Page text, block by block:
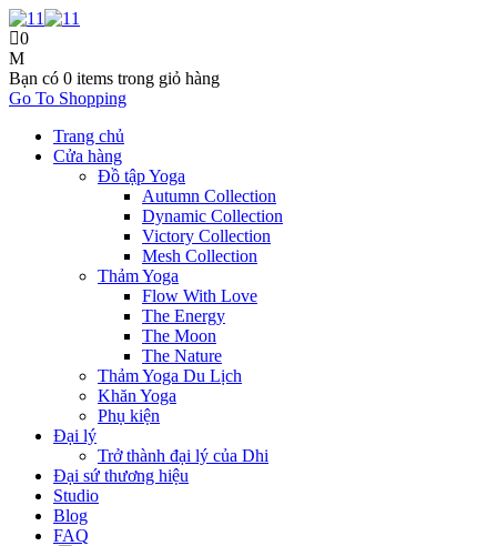
0
Bạn có 0 items trong giỏ hàng
Go To Shopping
Trang chủ
Cửa hàng
Đồ tập Yoga
Autumn Collection
Dynamic Collection
Victory Collection
Mesh Collection
Thảm Yoga
Flow With Love
The Energy
The Moon
The Nature
Thảm Yoga Du Lịch
Khăn Yoga
Phụ kiện
Đại lý
Trở thành đại lý của Dhi
Đại sứ thương hiệu
Studio
Blog
FAQ